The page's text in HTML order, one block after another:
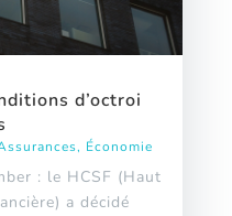
d’octroi
, Économie
: le HCSF (Haut
a décidé